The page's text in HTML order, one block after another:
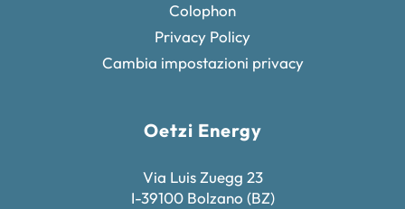
Colophon
Privacy Policy
Cambia impostazioni privacy
Oetzi Energy
Via Luis Zuegg 23
I-39100 Bolzano (BZ)